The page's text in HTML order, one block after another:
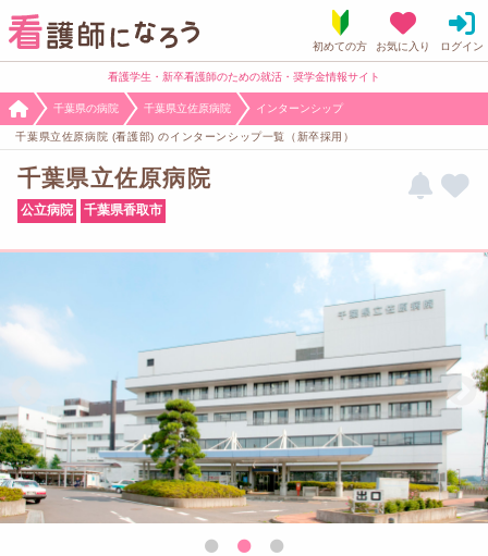
看護学生・新卒看護師のための就活・奨学金情報サイト
千葉県の病院 千葉県立佐原病院 インターンシップ
千葉県立佐原病院 (看護部) のインターンシップ一覧（新卒採用）
千葉県立佐原病院
公立病院 千葉県香取市